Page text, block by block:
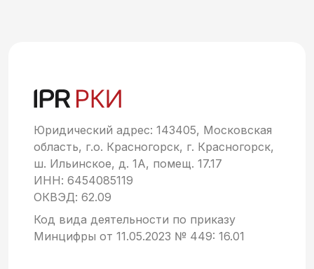
Юридический адрес: 143405, Московская
область, г.о. Красногорск, г. Красногорск,
ш. Ильинское, д. 1А, помещ. 17.17
ИНН: 6454085119
ОКВЭД: 62.09
Код вида деятельности по приказу
Минцифры от 11.05.2023 № 449: 16.01